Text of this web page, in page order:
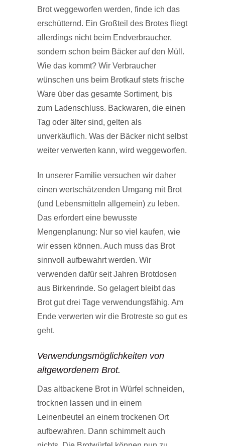
Brot weggeworfen werden, finde ich das
erschütternd. Ein Großteil des Brotes fliegt
allerdings nicht beim Endverbraucher,
sondern schon beim Bäcker auf den Müll.
Wie das kommt? Wir Verbraucher
wünschen uns beim Brotkauf stets frische
Ware über das gesamte Sortiment, bis
zum Ladenschluss. Backwaren, die einen
Tag oder älter sind, gelten als
unverkäuflich. Was der Bäcker nicht selbst
weiter verwerten kann, wird weggeworfen.
In unserer Familie versuchen wir daher
einen wertschätzenden Umgang mit Brot
(und Lebensmitteln allgemein) zu leben.
Das erfordert eine bewusste
Mengenplanung: Nur so viel kaufen, wie
wir essen können. Auch muss das Brot
sinnvoll aufbewahrt werden. Wir
verwenden dafür seit Jahren Brotdosen
aus Birkenrinde. So gelagert bleibt das
Brot gut drei Tage verwendungsfähig. Am
Ende verwerten wir die Brotreste so gut es
geht.
Verwendungsmöglichkeiten von
altgewordenem Brot.
Das altbackene Brot in Würfel schneiden,
trocknen lassen und in einem
Leinenbeutel an einem trockenen Ort
aufbewahren. Dann schimmelt auch